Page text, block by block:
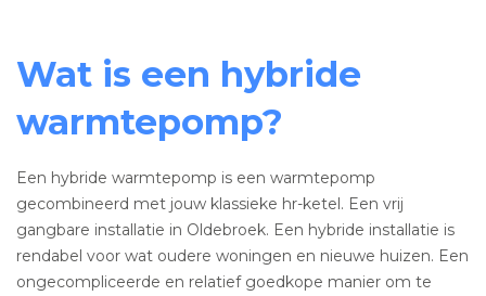
Wat is een hybride
warmtepomp?
Een hybride warmtepomp is een warmtepomp
gecombineerd met jouw klassieke hr-ketel. Een vrij
gangbare installatie in Oldebroek. Een hybride installatie is
rendabel voor wat oudere woningen en nieuwe huizen. Een
ongecompliceerde en relatief goedkope manier om te